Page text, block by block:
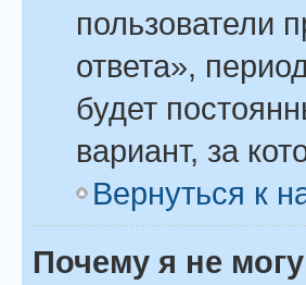
пользователи
ответа»,
будет
вариант, за
Вернуться к
Почему я не